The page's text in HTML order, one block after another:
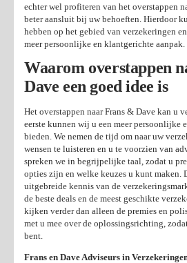
echter wel profiteren van het overstappen
beter aansluit bij uw behoeften. Hierdoor
hebben op het gebied van verzekeringen
meer persoonlijke en klantgerichte aanpak.
Waarom overstappen
Dave een goed idee is
Het overstappen naar Frans & Dave kan u
eerste kunnen wij u een meer persoonlijke
bieden. We nemen de tijd om naar uw
wensen te luisteren en u te voorzien van
spreken we in begrijpelijke taal, zodat u
opties zijn en welke keuzes u kunt maken.
uitgebreide kennis van de
de beste deals en de meest geschikte
kijken verder dan alleen de premies en
met u mee over de oplossingsrichting,
bent.
Frans en Dave Adviseurs in